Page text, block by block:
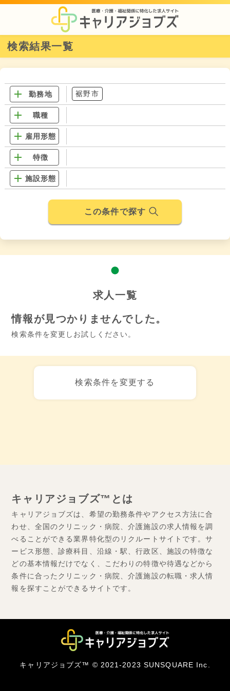
検索結果一覧
勤務地 裾野市
職種
雇用形態
特徴
施設形態
この条件で探す
求人一覧
情報が見つかりませんでした。
検索条件を変更しお試しください。
検索条件を変更する
キャリアジョブズ™とは
キャリアジョブズは、希望の勤務条件やアクセス方法に合
わせ、全国のクリニック・病院、介護施設の求人情報を調
べることができる業界特化型のリクルートサイトです。サ
ービス形態、診療科目、沿線・駅、行政区、施設の特徴な
どの基本情報だけでなく、こだわりの特徴や待遇などから
条件に合ったクリニック・病院、介護施設の転職・求人情
報を探すことができるサイトです。
キャリアジョブズ™ © 2021-2023 SUNSQUARE Inc.